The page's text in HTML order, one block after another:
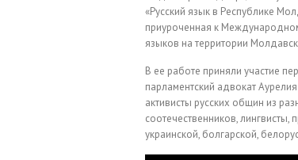
«Русский язык в Республике
приуроченная к
языков на территории
В ее работе приняли участие
парламентский адвокат
активисты русских общин из
соотечественников, лингвисты,
украинской, болгарской,